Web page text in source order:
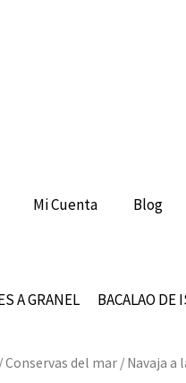
Mi Cuenta Blog
A GRANEL BACALAO DE
/Conservas del mar / Navaja a